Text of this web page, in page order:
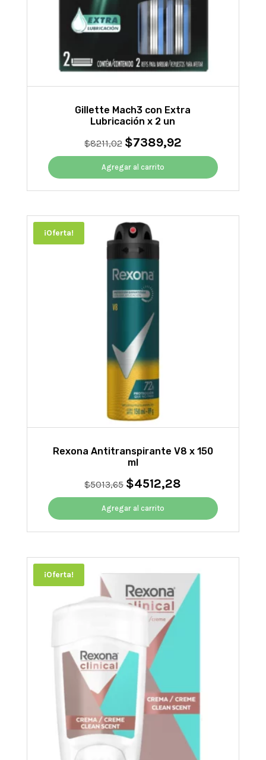
Gillette Mach3 con Extra
Lubricación x 2 un
$8211,02 El
precio
original
era:
$8211,02.
$7389,92El
precio
es:
$7389,92.
Agregar al carrito
¡Oferta!
Rexona Antitranspirante V8 x 150
ml
$5013,65 El
precio
original
era:
$5013,65.
$4512,28
precio
es:
$4512,28.
Agregar al carrito
¡Oferta!